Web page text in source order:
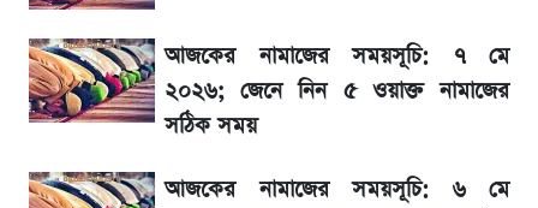
রেকর্ড
শেয়ার বিজকে লিগ্যাল নোটিশ পাঠাল রবি, শুরু নতুন
আজকের নামাজের সময়সূচি: ৭ মে
২০২৬; জেনে নিন ৫ ওয়াক্ত নামাজের
সঠিক সময়
আজকের নামাজের সময়সূচি: ৬ মে